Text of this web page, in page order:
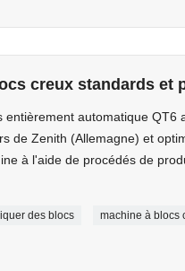
creux standards et
automatique QT6
de Zenith (Allemagne) et
à l'aide de procédés de
des blocs machine à blocs